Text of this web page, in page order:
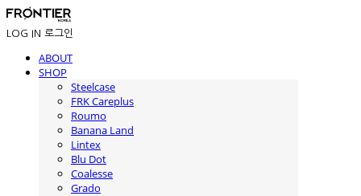
LOG IN 로그인
ABOUT
SHOP
Steelcase
FRK Careplus
Roumo
Banana Land
Lintex
Blu Dot
Coalesse
Grado